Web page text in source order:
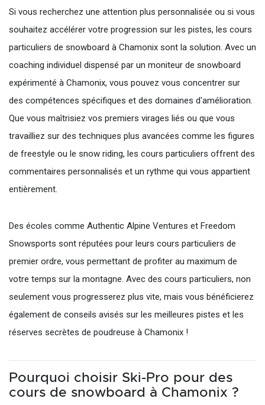
Si vous recherchez une attention plus personnalisée ou si vous
souhaitez accélérer votre progression sur les pistes, les cours
particuliers de snowboard à Chamonix sont la solution. Avec un
coaching individuel dispensé par un moniteur de snowboard
expérimenté à Chamonix, vous pouvez vous concentrer sur
des compétences spécifiques et des domaines d'amélioration.
Que vous maîtrisiez vos premiers virages liés ou que vous
travailliez sur des techniques plus avancées comme les figures
de freestyle ou le snow riding, les cours particuliers offrent des
commentaires personnalisés et un rythme qui vous appartient
entièrement.
Des écoles comme Authentic Alpine Ventures et Freedom
Snowsports sont réputées pour leurs cours particuliers de
premier ordre, vous permettant de profiter au maximum de
votre temps sur la montagne. Avec des cours particuliers, non
seulement vous progresserez plus vite, mais vous bénéficierez
également de conseils avisés sur les meilleures pistes et les
réserves secrètes de poudreuse à Chamonix !
Pourquoi choisir Ski-Pro pour des
cours de snowboard à Chamonix ?